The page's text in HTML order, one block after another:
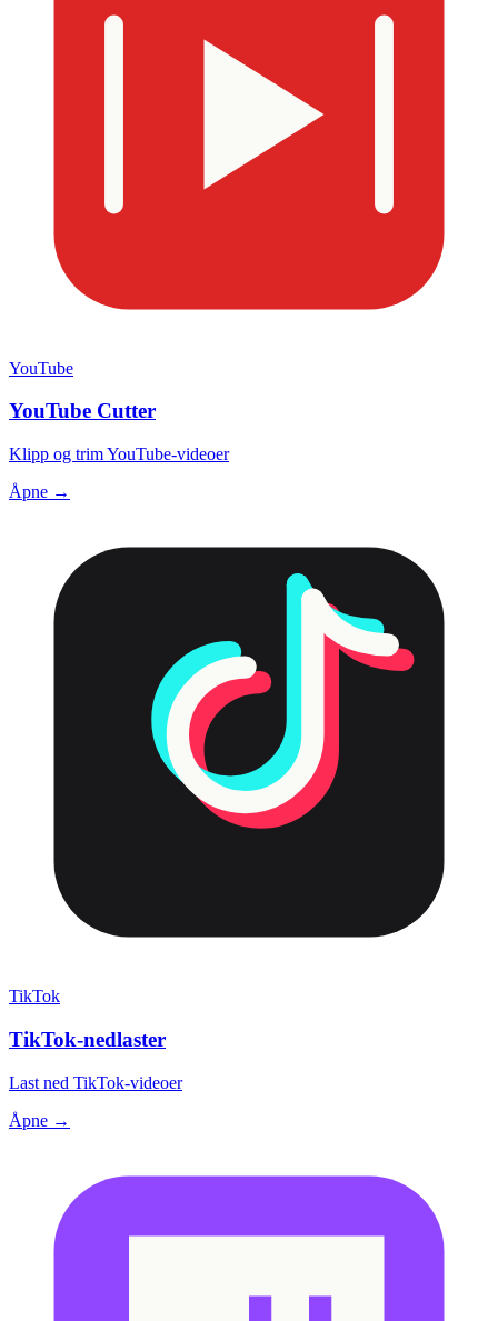
YouTube
YouTube Cutter
Klipp og trim YouTube-videoer
Åpne →
TikTok
TikTok-nedlaster
Last ned TikTok-videoer
Åpne →